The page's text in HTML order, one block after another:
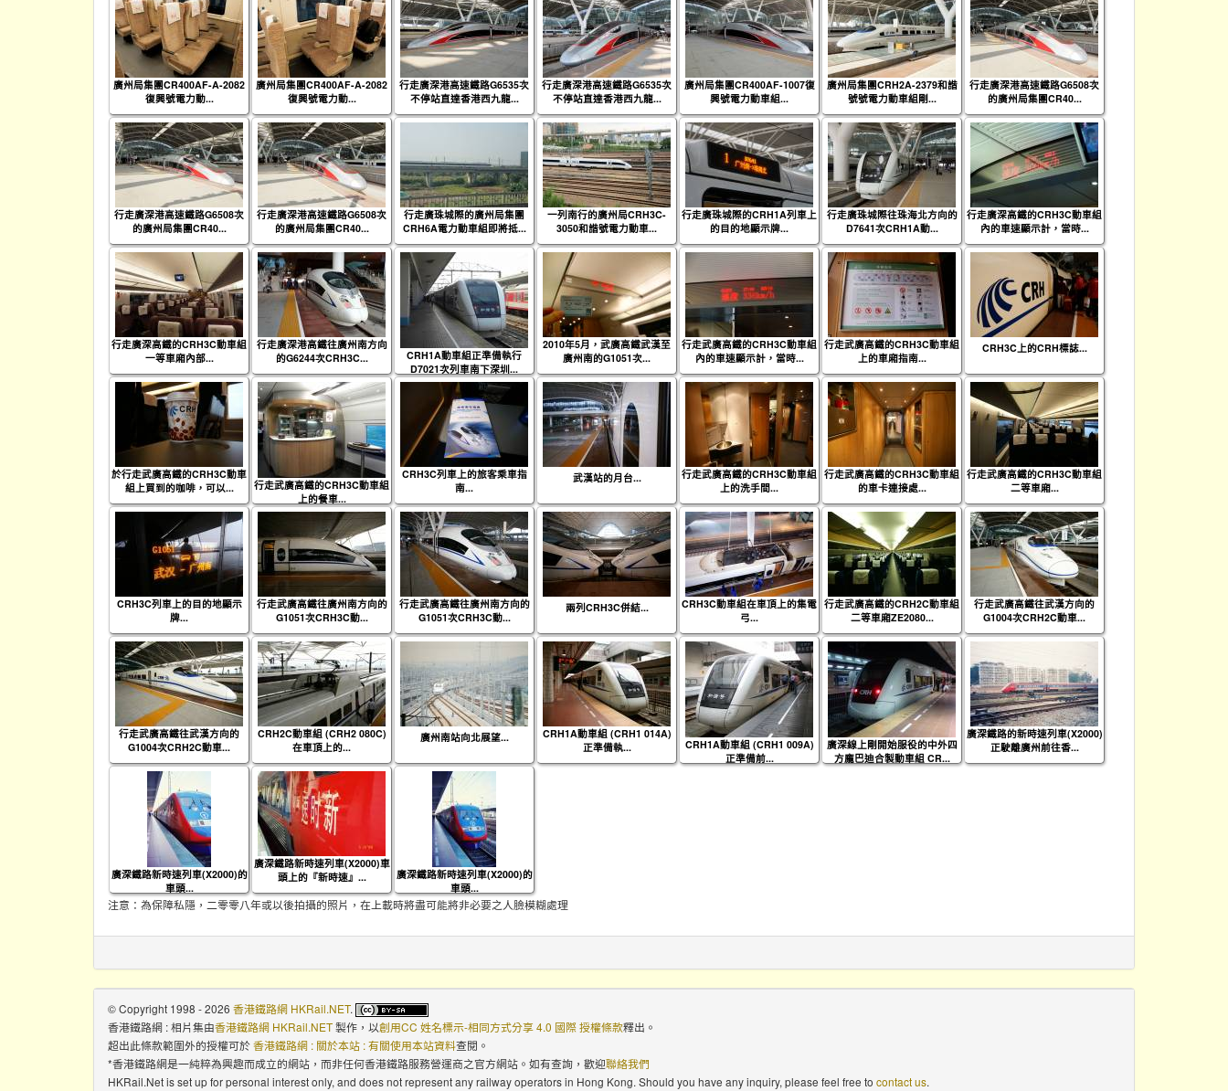
廣州局集團CR400AF-A-2082
復興號電力動...
廣州局集團CR400AF-A-2082
復興號電力動...
行走廣深港高速鐵路G6535次
不停站直達香港西九龍...
行走廣深港高速鐵路G6535次
不停站直達香港西九龍...
廣州局集團CR400AF-1007復
興號電力動車組...
廣州局集團CRH2A-2379和諧
號號電力動車組剛...
行走廣深港高速鐵路G6508次
的廣州局集團CR40...
行走廣深港高速鐵路G6508次
的廣州局集團CR40...
行走廣深港高速鐵路G6508次
的廣州局集團CR40...
行走廣珠城際的廣州局集團
CRH6A電力動車組即將抵...
一列南行的廣州局CRH3C-
3050和諧號電力動車...
行走廣珠城際的CRH1A列車上
的目的地顯示牌...
行走廣珠城際往珠海北方向的
D7641次CRH1A動...
行走廣深高鐵的CRH3C動車組
內的車速顯示計，當時...
行走廣深高鐵的CRH3C動車組
一等車廂內部...
行走廣深港高鐵往廣州南方向
的G6244次CRH3C...
CRH1A動車組正準備執行
D7021次列車南下深圳...
2010年5月，武廣高鐵武漢至
廣州南的G1051次...
行走武廣高鐵的CRH3C動車組
內的車速顯示計，當時...
行走武廣高鐵的CRH3C動車組
上的車廂指南...
CRH3C上的CRH標誌...
於行走武廣高鐵的CRH3C動車
組上買到的咖啡，可以...
行走武廣高鐵的CRH3C動車組
上的餐車...
CRH3C列車上的旅客乘車指
南...
武漢站的月台...
行走武廣高鐵的CRH3C動車組
上的洗手間...
行走武廣高鐵的CRH3C動車組
的車卡連接處...
行走武廣高鐵的CRH3C動車組
二等車廂...
CRH3C列車上的目的地顯示
牌...
行走武廣高鐵往廣州南方向的
G1051次CRH3C動...
行走武廣高鐵往廣州南方向的
G1051次CRH3C動...
兩列CRH3C併結...
CRH3C動車組在車頂上的集電
弓...
行走武廣高鐵的CRH2C動車組
二等車廂ZE2080...
行走武廣高鐵往武漢方向的
G1004次CRH2C動車...
行走武廣高鐵往武漢方向的
G1004次CRH2C動車...
CRH2C動車組 (CRH2 080C)
在車頂上的...
廣州南站向北展望...
CRH1A動車組 (CRH1 014A)
正準備執...
CRH1A動車組 (CRH1 009A)
正準備前...
廣深線上剛開始服役的中外四
方龐巴迪合製動車組 CR...
廣深鐵路的新時速列車(X2000)
正駛離廣州前往香...
廣深鐵路新時速列車(X2000)的
車頭...
廣深鐵路新時速列車(X2000)車
頭上的『新時速』...
廣深鐵路新時速列車(X2000)的
車頭...
注意：為保障私隱，二零零八年或以後拍攝的照片，在上載時將盡可能將非必要之人臉模糊處理
© Copyright 1998 - 2026 香港鐵路網 HKRail.NET.
香港鐵路網 : 相片集由香港鐵路網 HKRail.NET製作，以創用CC 姓名標示-相同方式分享 4.0 國際 授權條款釋出。
超出此條款範圍外的授權可於香港鐵路網 : 關於本站 : 有關使用本站資料查閱。
*香港鐵路網是一純粹為興趣而成立的網站，而非任何香港鐵路服務營運商之官方網站。如有查詢，歡迎聯絡我們
HKRail.Net is set up for personal interest only, and does not represent any railway operators in Hong Kong. Should you have any inquiry, please feel free to contact us.